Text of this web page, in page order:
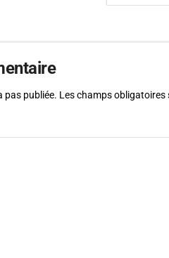
pas publiée. Les champs obligatoires